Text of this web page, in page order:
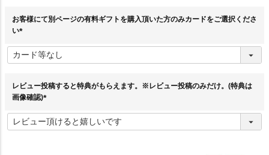
お客様にて別ページの有料ギフトを購入頂いた方のみカードをご選択くださ
い
必
須
レビュー投稿すると特典がもらえます。※レビュー投稿のみだけ。(特典は
画像確認)
必
須